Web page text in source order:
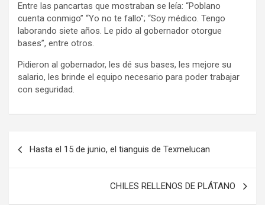
Entre las pancartas que mostraban se leía: “Poblano
cuenta conmigo” “Yo no te fallo”; “Soy médico. Tengo
laborando siete años. Le pido al gobernador otorgue
bases”, entre otros.
Pidieron al gobernador, les dé sus bases, les mejore su
salario, les brinde el equipo necesario para poder trabajar
con seguridad.
Hasta el 15 de junio, el tianguis de Texmelucan
CHILES RELLENOS DE PLÁTANO